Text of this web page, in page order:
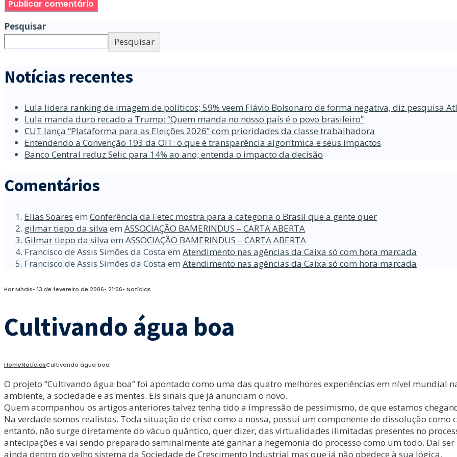
Pesquisar
Pesquisar
Notícias recentes
Lula lidera ranking de imagem de políticos; 59% veem Flávio Bolsonaro de forma negativa, diz pesquisa
Lula manda duro recado a Trump: “Quem manda no nosso país é o povo brasileiro”
CUT lança “Plataforma para as Eleições 2026” com prioridades da classe trabalhadora
Entendendo a Convenção 193 da OIT: o que é transparência algorítmica e seus impactos
Banco Central reduz Selic para 14% ao ano; entenda o impacto da decisão
Comentários
Elias Soares em Conferência da Fetec mostra para a categoria o Brasil que a gente quer
gilmar tiepo da silva em ASSOCIAÇÃO BAMERINDUS – CARTA ABERTA
Gilmar tiepo da silva em ASSOCIAÇÃO BAMERINDUS – CARTA ABERTA
Francisco de Assis Simões da Costa em Atendimento nas agências da Caixa só com hora marcada
Francisco de Assis Simões da Costa em Atendimento nas agências da Caixa só com hora marcada
PorMhais• 13 de fevereiro de 2006• 21:06• Notícias
Cultivando água boa
HomeNotíciasCultivando água boa
O projeto “Cultivando água boa” foi apontado como uma das quatro melhores experiências em nível mundial
ambiente, a sociedade e as mentes. Eis sinais que já anunciam o novo.
Quem acompanhou os artigos anteriores talvez tenha tido a impressão de pessimismo, de que estamos
Na verdade somos realistas. Toda situação de crise como a nossa, possui um componente de dissolução
entanto, não surge diretamente do vácuo quântico, quer dizer, das virtualidades ilimitadas presentes no
antecipações e vai sendo preparado seminalmente até ganhar a hegemonia do processo como um todo. Daí
ainda dentro do velho sistema da Sociedade de Crescimento Industrial mas que já não obedece à sua lógica.